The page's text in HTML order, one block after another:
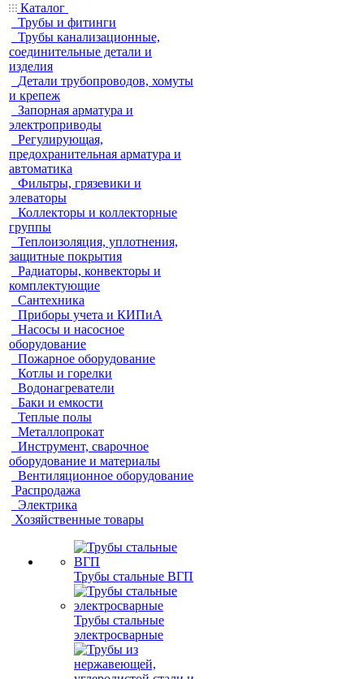
Каталог
Трубы и фитинги
Трубы канализационные,
соединительные детали и
изделия
Детали трубопроводов, хомуты
и крепеж
Запорная арматура и
электроприводы
Регулирующая,
предохранительная арматура и
автоматика
Фильтры, грязевики и
элеваторы
Коллекторы и коллекторные
группы
Теплоизоляция, уплотнения,
защитные покрытия
Радиаторы, конвекторы и
комплектующие
Сантехника
Приборы учета и КИПиА
Насосы и насосное
оборудование
Пожарное оборудование
Котлы и горелки
Водонагреватели
Баки и емкости
Теплые полы
Металлопрокат
Инструмент, сварочное
оборудование и материалы
Вентиляционное оборудование
Распродажа
Электрика
Хозяйственные товары
Трубы стальные ВГП
Трубы стальные
электросварные